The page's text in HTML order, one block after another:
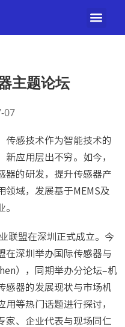
主题论坛
07
传感技术作为智能技术的
应用层出不穷。如今，
器的研发，提升传感器产
领域，发展基于MEMS及
联盟在深圳正式成立。今
在深圳举办国际传感器与
），同期举办分论坛–机
感器的发展现状与市场机
等热门话题进行探讨，
家、企业代表与现场同仁